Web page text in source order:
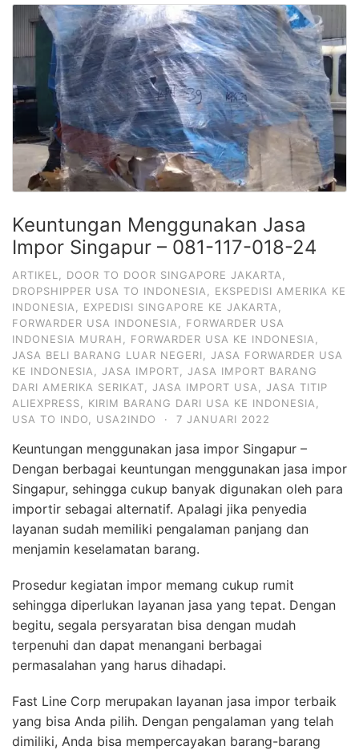
Keuntungan Menggunakan Jasa
Impor Singapur – 081-117-018-24
ARTIKEL, DOOR TO DOOR SINGAPORE JAKARTA,
DROPSHIPPER USA TO INDONESIA, EKSPEDISI AMERIKA KE
INDONESIA, EXPEDISI SINGAPORE KE JAKARTA,
FORWARDER USA INDONESIA, FORWARDER USA
INDONESIA MURAH, FORWARDER USA KE INDONESIA,
JASA BELI BARANG LUAR NEGERI, JASA FORWARDER USA
KE INDONESIA, JASA IMPORT, JASA IMPORT BARANG
DARI AMERIKA SERIKAT, JASA IMPORT USA, JASA TITIP
ALIEXPRESS, KIRIM BARANG DARI USA KE INDONESIA,
USA TO INDO, USA2INDO · 7 JANUARI 2022
Keuntungan menggunakan jasa impor Singapur –
Dengan berbagai keuntungan menggunakan jasa impor
Singapur, sehingga cukup banyak digunakan oleh para
importir sebagai alternatif. Apalagi jika penyedia
layanan sudah memiliki pengalaman panjang dan
menjamin keselamatan barang.
Prosedur kegiatan impor memang cukup rumit
sehingga diperlukan layanan jasa yang tepat. Dengan
begitu, segala persyaratan bisa dengan mudah
terpenuhi dan dapat menangani berbagai
permasalahan yang harus dihadapi.
Fast Line Corp merupakan layanan jasa impor terbaik
yang bisa Anda pilih. Dengan pengalaman yang telah
dimiliki, Anda bisa mempercayakan barang-barang